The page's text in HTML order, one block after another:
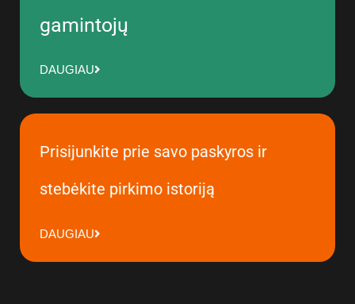
gamintojų
DAUGIAU
Prisijunkite prie savo paskyros ir
stebėkite pirkimo istoriją
DAUGIAU